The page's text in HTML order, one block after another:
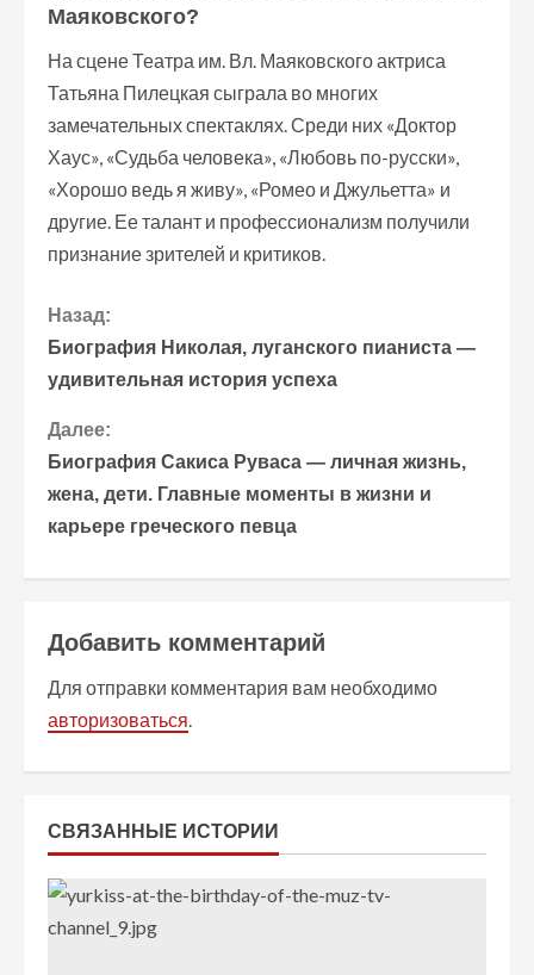
Маяковского?
На сцене Театра им. Вл. Маяковского актриса
Татьяна Пилецкая сыграла во многих
замечательных спектаклях. Среди них «Доктор
Хаус», «Судьба человека», «Любовь по-русски»,
«Хорошо ведь я живу», «Ромео и Джульетта» и
другие. Ее талант и профессионализм получили
признание зрителей и критиков.
П
р
о
д
о
л
и
т
ь
ч
т
е
Назад:
Биография Николая, луганского пианиста —
удивительная история успеха
Далее:
Биография Сакиса Руваса — личная жизнь,
жена, дети. Главные моменты в жизни и
карьере греческого певца
Добавить комментарий
Для отправки комментария вам необходимо
авторизоваться.
СВЯЗАННЫЕ ИСТОРИИ